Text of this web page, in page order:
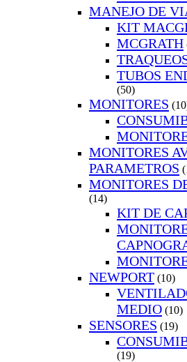
MANEJO DE
KIT
MCGRATH
TUBOS
(50)
MONITORES
MONITORES
PARAMETROS
MONITORES
(14)
KIT DE
NEWPORT (10)
MEDIO (10)
SENSORES (19)
(19)